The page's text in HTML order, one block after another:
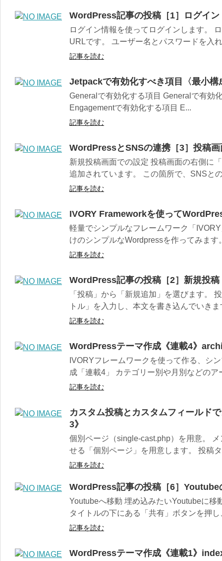
WordPress記事の投稿［1］ログイン
ログイン情報を使ってログインします。
URLです。 ユーザー名とパスワードを入
記事を読む
Jetpackで有効化すべき項目〈最小構
Generalで有効化する項目 Generalで有効
Engagementで有効化する項目 E...
記事を読む
WordPressとSNSの連携［3］投稿画
新規投稿画面での設定 投稿画面の右側に
追加されています。 この箇所で、SNSと
記事を読む
IVORY Frameworkを使って
軽量でシンプルなフレームワーク「
けのシンプルなWordpressを作ってみます
記事を読む
WordPress記事の投稿［2］新規投稿
「投稿」から「新規追加」を選びます。
トル」を入力し、本文を書き込んでいき
記事を読む
WordPressテーマ作成《連載4》
IVORYフレームワークを使って作る、シ
成「連載4」 カテゴリー別や月別などのア
記事を読む
カスタム投稿とカスタムフィールド
3》
個別ページ（single-cast.php）を用意。
せる「個別ページ」を用意します。 投稿
記事を読む
WordPress記事の投稿［6］Youtube
Youtubeへ移動 埋め込みたいYoutubeに移
タイトルの下にある「共有」ボタンを押
記事を読む
WordPressテーマ作成《連載1》